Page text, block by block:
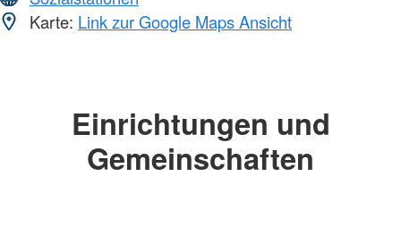
Karte: Link zur Google Maps Ansicht
Einrichtungen und
Gemeinschaften